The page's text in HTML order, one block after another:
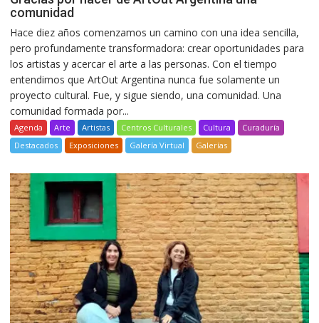
comunidad
Hace diez años comenzamos un camino con una idea sencilla,
pero profundamente transformadora: crear oportunidades para
los artistas y acercar el arte a las personas. Con el tiempo
entendimos que ArtOut Argentina nunca fue solamente un
proyecto cultural. Fue, y sigue siendo, una comunidad. Una
comunidad formada por...
Agenda Arte Artistas Centros Culturales Cultura
Curaduría
Destacados
Exposiciones Galería Virtual Galerías